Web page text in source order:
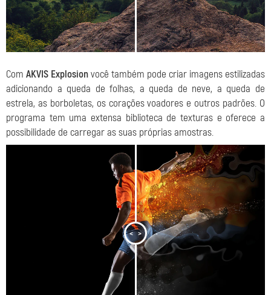
Com AKVIS Explosionvocê também pode criar imagens estilizadas
adicionando a queda de folhas, a queda de neve, a queda de
estrela, as borboletas, os corações voadores e outros padrões. O
programa tem uma extensa biblioteca de texturas e oferece a
possibilidade de carregar as suas próprias amostras.
< >